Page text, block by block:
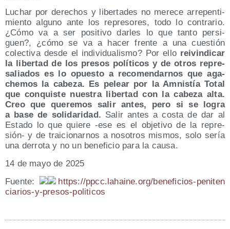
Luchar por dere­chos y liber­ta­des no mere­ce arre­pen­ti­
mien­to alguno ante los repre­so­res, todo lo con­tra­rio.
¿Cómo va a ser posi­ti­vo dar­les lo que tan­to per­si­
guen?, ¿cómo se va a hacer fren­te a una cues­tión
colec­ti­va des­de el indi­vi­dua­lis­mo? Por ello rei­vin­di­car
la liber­tad de los pre­sos polí­ti­cos y de otros repre­
sa­lia­dos es lo opues­to a reco­men­dar­nos que aga­
che­mos la cabe­za. Es pelear por la Amnis­tía Total
que con­quis­te nues­tra liber­tad con la cabe­za alta.
Creo que que­re­mos salir antes, pero si se logra
a base de soli­da­ri­dad. Salir antes a cos­ta de dar al
Esta­do lo que quie­re ‑ese es el obje­ti­vo de la repre­
sión- y de trai­cio­nar­nos a noso­tros mis­mos, solo sería
una derro­ta y no un bene­fi­cio para la causa.
14 de mayo de 2025
Fuen­te:
https://​ppcc​.lahai​ne​.org/​b​e​n​e​f​i​c​i​o​s​-​p​e​n​i​t​e​n​
c​i​a​r​i​o​s​-​y​-​p​r​e​s​o​s​-​p​o​l​i​t​i​cos